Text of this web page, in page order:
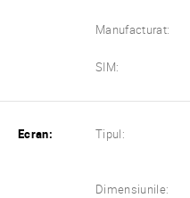
Manufacturat:
SIM:
Ecran: Tipul:
Dimensiunile: